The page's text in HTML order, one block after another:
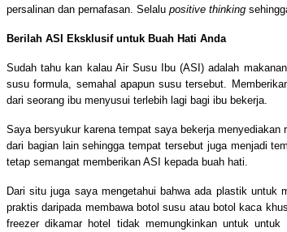
persalinan dan pernafasan. Selalu positive thinking
Berilah ASI Eksklusif untuk Buah Hati Anda
Sudah tahu kan kalau Air Susu Ibu (ASI) adalah
susu formula, semahal apapun susu tersebut.
dari seorang ibu menyusui terlebih lagi bagi ibu bekerja.
Saya bersyukur karena tempat saya bekerja
dari bagian lain sehingga tempat tersebut juga menjadi
tetap semangat memberikan ASI kepada buah hati.
Dari situ juga saya mengetahui bahwa ada plastik untuk
praktis daripada membawa botol susu atau botol kaca
freezer dikamar hotel tidak memungkinkan untuk